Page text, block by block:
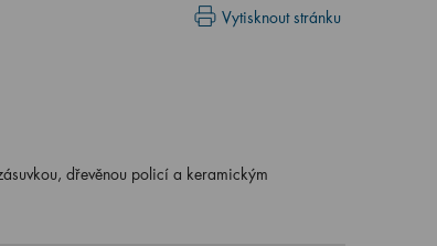
Vytisknout stránku
dřevěnou policí a keramickým